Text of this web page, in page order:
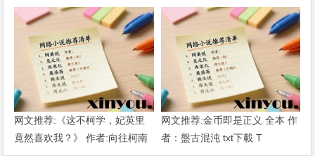
（1-218）TXT下载
1-802章 TXT下载
网文推荐:《这不柯学，妃英里
竟然喜欢我？》 作者:向往柯南
网文推荐:金币即是正义 全本 作
者：盤古混沌 txt下載 T